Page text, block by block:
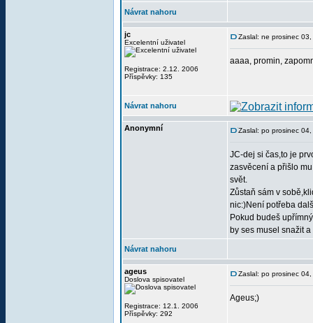
Návrat nahoru
jc
Excelentní uživatel
Registrace: 2.12. 2006
Příspěvky: 135
Zaslal: ne prosinec
aaaa, promin,
Návrat nahoru
Anonymní Zaslal: po prosinec
JC-dej si čas,to je
zasvěcení a přišlo
svět.
Zůstaň sám v
nic:)Není potřeba
Pokud budeš
by ses musel snažit
Návrat nahoru
ageus
Doslova spisovatel
Registrace: 12.1. 2006
Příspěvky: 292
Zaslal: po prosinec
Ageus;)